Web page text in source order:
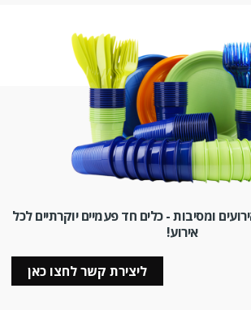
ומסיבות - כלים חד פעמיים יוקרתיים לכל
אירוע!
ליצירת קשר לחצו כאן